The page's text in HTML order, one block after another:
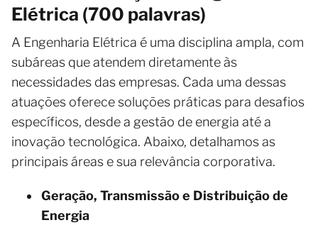
Elétrica (700 palavras)
A Engenharia Elétrica é uma disciplina ampla, com
subáreas que atendem diretamente às
necessidades das empresas. Cada uma dessas
atuações oferece soluções práticas para desafios
específicos, desde a gestão de energia até a
inovação tecnológica. Abaixo, detalhamos as
principais áreas e sua relevância corporativa.
Geração, Transmissão e Distribuição de
Energia